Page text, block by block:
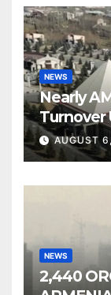
NEWS
Nearly
Turnover
Owned
AUGUST
NEWS
2,440